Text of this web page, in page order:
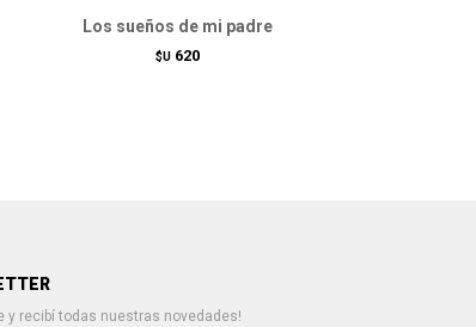
Los sueños de mi padre
$U 620
y recibí todas nuestras novedades!